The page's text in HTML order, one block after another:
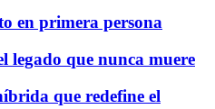
en primera persona
legado que nunca muere
que redefine el